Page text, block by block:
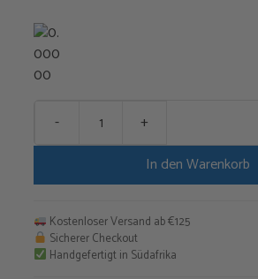
-
Erdrohr
+
In den Warenkorb
Kostenloser Versand ab €125
Sicherer Checkout
Handgefertigt in Südafrika